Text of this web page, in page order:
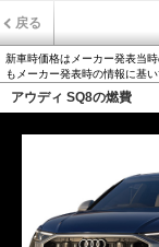
戻る
新車時価格はメーカー発表当
もメーカー発表時の情報に基い
アウディ SQ8の燃費